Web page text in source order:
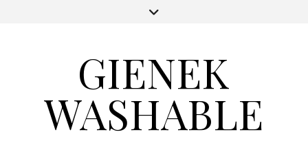
GIENEK
WASHABLE